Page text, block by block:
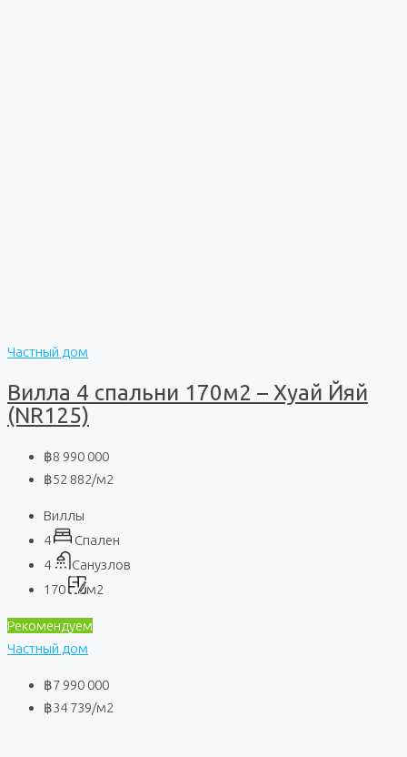
Частный дом
Вилла 4 спальни 170м2 – Хуай Йяй
(NR125)
฿8 990 000
฿52 882/м2
Виллы
4
Спален
4
Санузлов
170
м2
Рекомендуем
Частный дом
฿7 990 000
฿34 739/м2